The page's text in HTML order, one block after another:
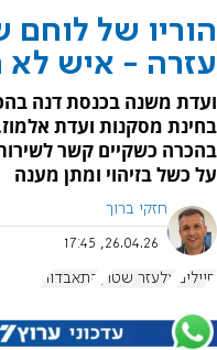
הוריו של
עזרה - איש לא
ועדת משנה בכנסת דנה
בחינת מסקנות ועדת
בהכרה כשקיים קשר
על כשל בזיהוי ומתן מענה
חזקי ברוך
26.04.26, 17:45
חיילים אלעזר שטרן התאבדות